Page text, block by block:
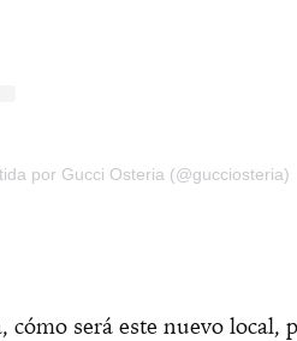
por Gucci Osteria (@gucciosteria)
será este nuevo local,